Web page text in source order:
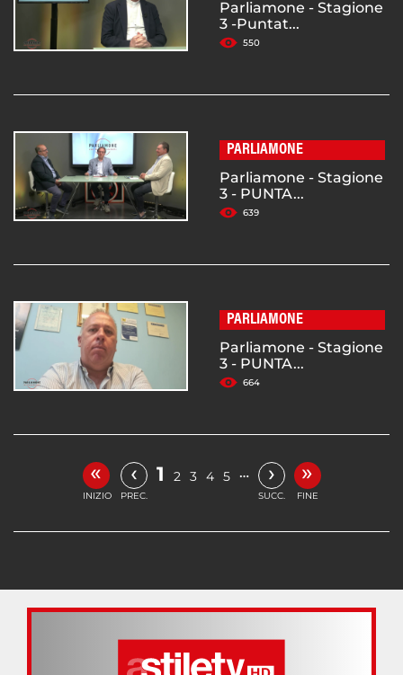
Parliamone - Stagione
3 -Puntat...
550
PARLIAMONE
Parliamone - Stagione
3 - PUNTA...
639
PARLIAMONE
Parliamone - Stagione
3 - PUNTA...
664
«
INIZIO
‹
PREC.
1 2 3 4 5 … ›
SUCC.
»
FINE